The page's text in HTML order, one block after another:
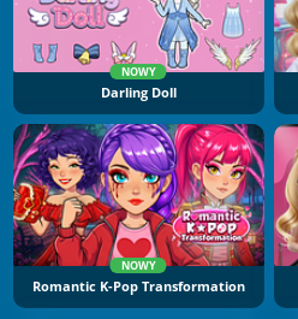
NOWY
Darling Doll
NOWY
Romantic K-Pop Transformation